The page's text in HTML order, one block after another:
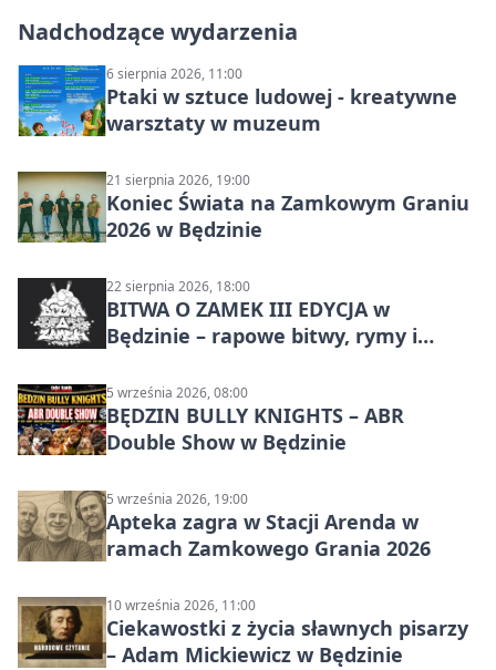
Nadchodzące wydarzenia
6 sierpnia 2026, 11:00
Ptaki w sztuce ludowej - kreatywne
warsztaty w muzeum
21 sierpnia 2026, 19:00
Koniec Świata na Zamkowym Graniu
2026 w Będzinie
22 sierpnia 2026, 18:00
BITWA O ZAMEK III EDYCJA w
Będzinie – rapowe bitwy, rymy i
5 września 2026, 08:00
BĘDZIN BULLY KNIGHTS – ABR
Double Show w Będzinie
5 września 2026, 19:00
Apteka zagra w Stacji Arenda w
ramach Zamkowego Grania 2026
10 września 2026, 11:00
Ciekawostki z życia sławnych pisarzy
– Adam Mickiewicz w Będzinie